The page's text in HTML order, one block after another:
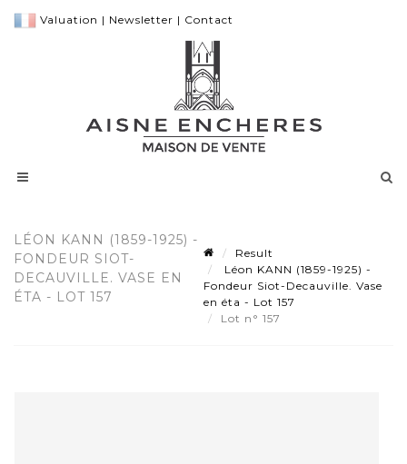
Valuation | Newsletter | Contact
LÉON KANN (1859-1925) -
FONDEUR SIOT-
DECAUVILLE. VASE EN
ÉTA - LOT 157
Result
Léon KANN (1859-1925) -
Fondeur Siot-Decauville. Vase
en éta - Lot 157
Lot n° 157